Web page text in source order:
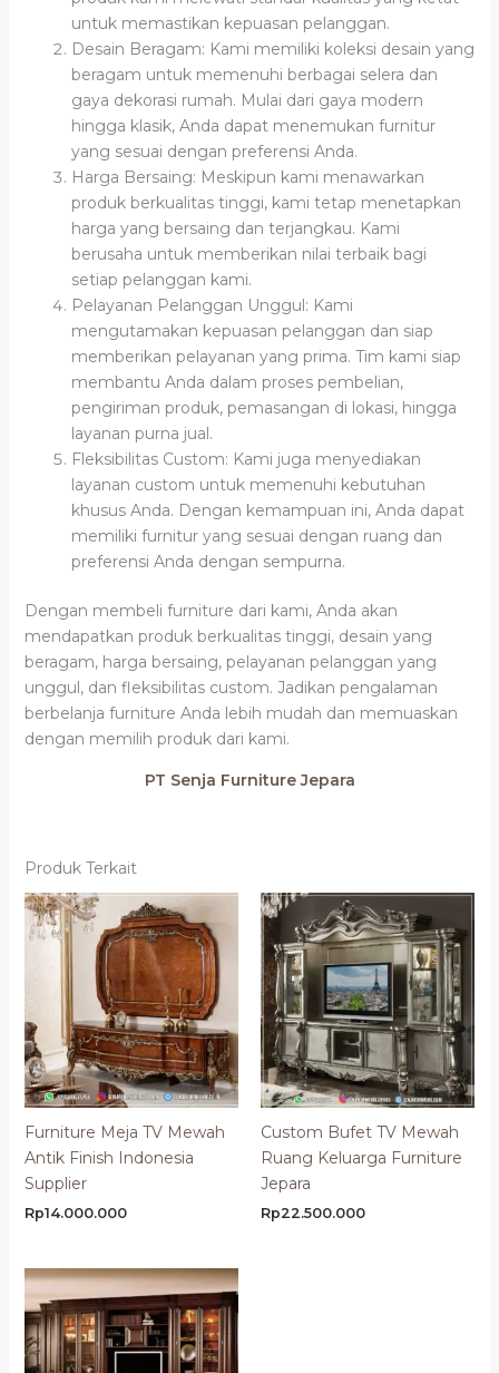
untuk memastikan kepuasan pelanggan.
Desain Beragam: Kami memiliki koleksi desain yang
beragam untuk memenuhi berbagai selera dan
gaya dekorasi rumah. Mulai dari gaya modern
hingga klasik, Anda dapat menemukan furnitur
yang sesuai dengan preferensi Anda.
Harga Bersaing: Meskipun kami menawarkan
produk berkualitas tinggi, kami tetap menetapkan
harga yang bersaing dan terjangkau. Kami
berusaha untuk memberikan nilai terbaik bagi
setiap pelanggan kami.
Pelayanan Pelanggan Unggul: Kami
mengutamakan kepuasan pelanggan dan siap
memberikan pelayanan yang prima. Tim kami siap
membantu Anda dalam proses pembelian,
pengiriman produk, pemasangan di lokasi, hingga
layanan purna jual.
Fleksibilitas Custom: Kami juga menyediakan
layanan custom untuk memenuhi kebutuhan
khusus Anda. Dengan kemampuan ini, Anda dapat
memiliki furnitur yang sesuai dengan ruang dan
preferensi Anda dengan sempurna.
Dengan membeli furniture dari kami, Anda akan
mendapatkan produk berkualitas tinggi, desain yang
beragam, harga bersaing, pelayanan pelanggan yang
unggul, dan fleksibilitas custom. Jadikan pengalaman
berbelanja furniture Anda lebih mudah dan memuaskan
dengan memilih produk dari kami.
PT Senja Furniture Jepara
Produk Terkait
Furniture Meja TV Mewah
Antik Finish Indonesia
Supplier
Rp14.000.000
Custom Bufet TV Mewah
Ruang Keluarga Furniture
Jepara
Rp22.500.000